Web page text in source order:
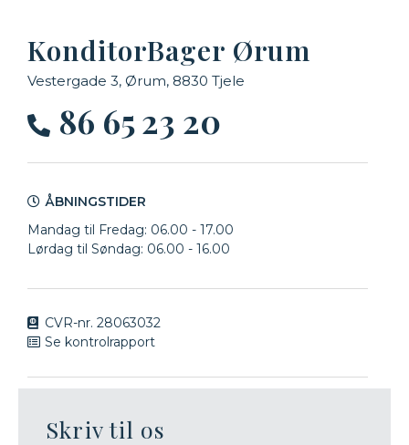
KonditorBager Ørum
Vestergade 3, Ørum, 8830 Tjele
86 65 23 20
ÅBNINGSTIDER
Mandag til Fredag: 06.00 - 17.00
Lørdag til Søndag: 06.00 - 16.00
CVR-nr. 28063032
Se kontrolrapport
Skriv til os